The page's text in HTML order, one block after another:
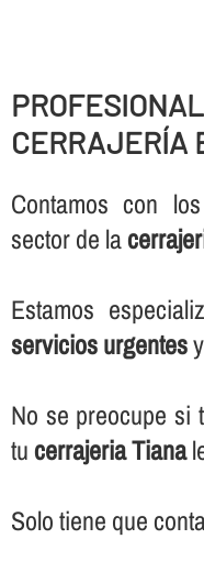
CERRAJERÍ­A
Contamos con
sector de la
Estamos
servicios urgentes
No se preocupe si
tucerrajeria Tiana
Solo tiene que